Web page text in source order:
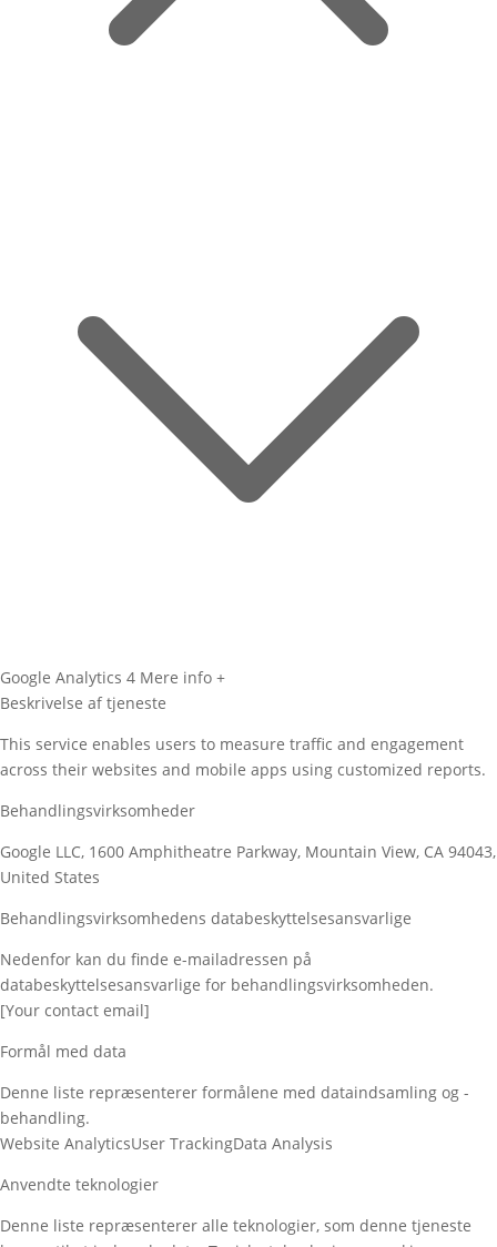
Google Analytics 4 Mere info +
Beskrivelse af tjeneste
This service enables users to measure traffic and engagement
across their websites and mobile apps using customized reports.
Behandlingsvirksomheder
Google LLC, 1600 Amphitheatre Parkway, Mountain View, CA 94043,
United States
Behandlingsvirksomhedens databeskyttelsesansvarlige
Nedenfor kan du finde e-mailadressen på
databeskyttelsesansvarlige for behandlingsvirksomheden.
[Your contact email]
Formål med data
Denne liste repræsenterer formålene med dataindsamling og -
behandling.
Website AnalyticsUser TrackingData Analysis
Anvendte teknologier
Denne liste repræsenterer alle teknologier, som denne tjeneste